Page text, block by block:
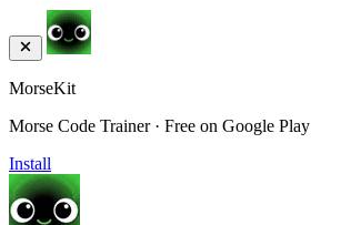
MorseKit
Morse Code Trainer · Free on Google Play
Install